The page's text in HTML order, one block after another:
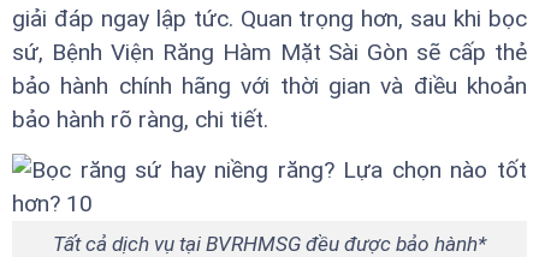
giải đáp ngay lập tức. Quan trọng hơn, sau khi bọc
sứ, Bệnh Viện Răng Hàm Mặt Sài Gòn sẽ cấp thẻ
bảo hành chính hãng với thời gian và điều khoản
bảo hành rõ ràng, chi tiết.
Tất cả dịch vụ tại BVRHMSG đều được bảo hành*